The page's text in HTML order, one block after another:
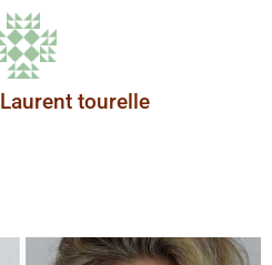
Laurent tourelle